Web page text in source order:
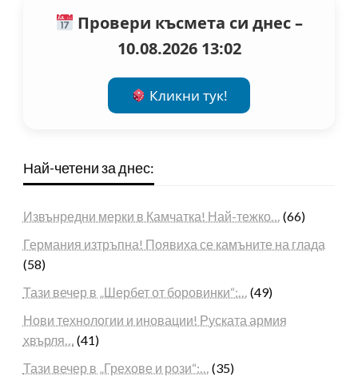
Провери късмета си днес –
10.08.2026 13:02
Кликни тук!
Най-четени за днес:
Извънредни мерки в Камчатка! Най-тежко… (66)
Германия изтръпна! Появиха се камъните на глада
(58)
Тази вечер в „Шербет от боровинки“:… (49)
Нови технологии и иновации! Руската армия
хвърля… (41)
Тази вечер в „Грехове и рози“:… (35)